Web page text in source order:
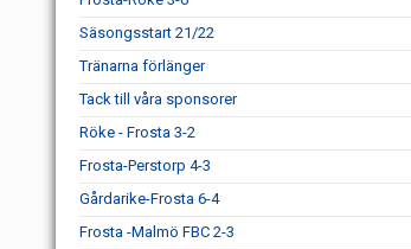
Säsongsstart 21/22
Tränarna förlänger
Tack till våra sponsorer
Röke - Frosta 3-2
Frosta-Perstorp 4-3
Gårdarike-Frosta 6-4
Frosta -Malmö FBC 2-3